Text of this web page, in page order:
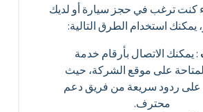
ترغب في حجز سيارة أو لديك
يمكنك استخدام الطرق التالية:
يمكنك الاتصال بأرقام خدمة
على موقع الشركة، حيث
ردود سريعة من فريق دعم
محترف.